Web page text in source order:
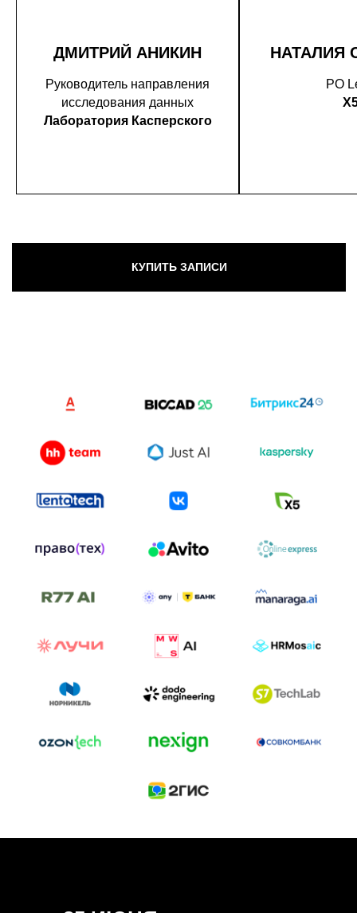
ДМИТРИЙ АНИКИН
Руководитель направления
исследования данных
Лаборатория Касперского
НАТАЛИЯ
PO
к построению бизнеса и созданию технологий под
И БИТВА АГЕНТОВ